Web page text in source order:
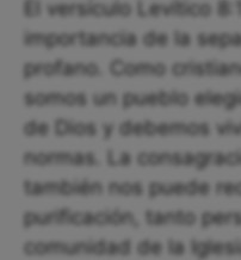
El versículo Levítico
importancia de la
profano. Como
somos un pueblo
de Dios y debemos
normas. La
también nos puede
purificación, tanto
comunidad de la